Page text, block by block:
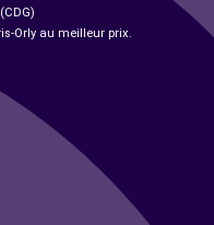
Orly au meilleur prix.